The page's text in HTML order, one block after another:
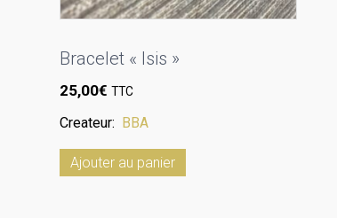
Bracelet « Isis »
25,00€ TTC
Createur: BBA
Ajouter au panier